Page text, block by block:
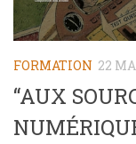
FORMATION 22
“AUX